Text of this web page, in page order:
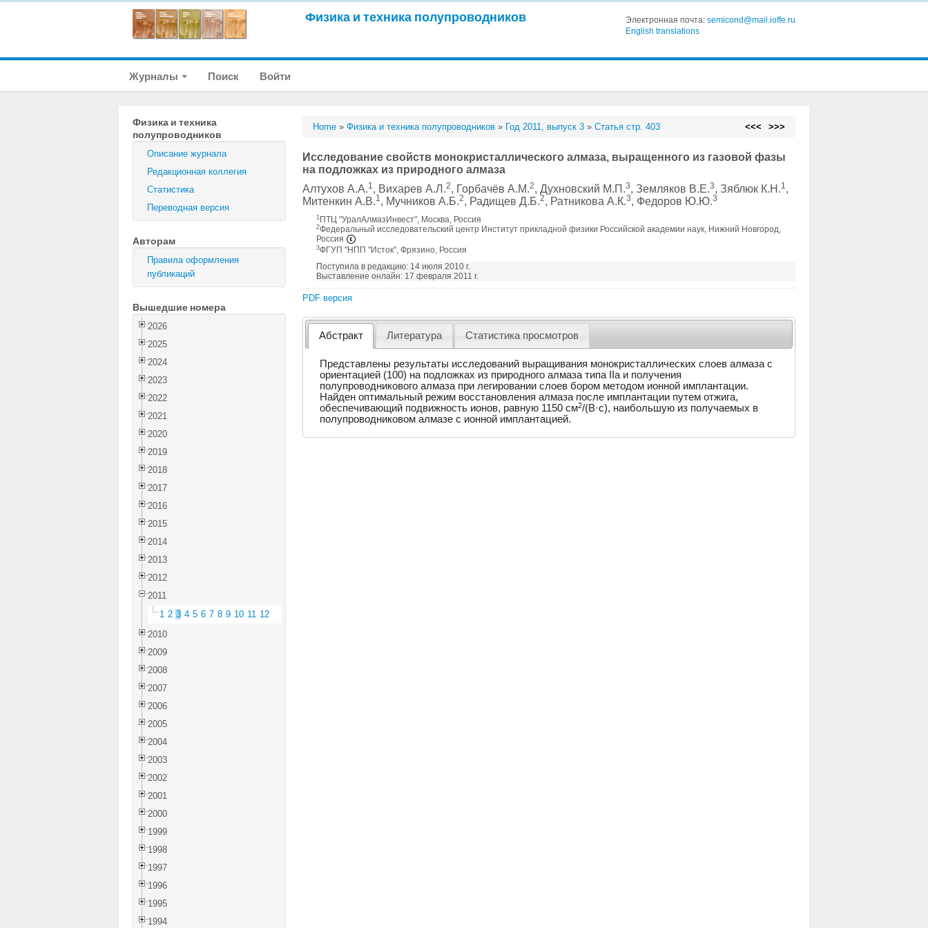
Физика и техника полупроводников Электронная почта: semicond@mail.ioffe.ru
English translations
Журналы Поиск Войти
Физика и техника
полупроводников
Описание журнала
Редакционная коллегия
Статистика
Переводная версия
Авторам
Правила оформления
публикаций
Вышедшие номера
2026
2025
2024
2023
2022
2021
2020
2019
2018
2017
2016
2015
2014
2013
2012
2011
1 2 3 4 5 6 7 8 9 10 11 12
2010
2009
2008
2007
2006
2005
2004
2003
2002
2001
2000
1999
1998
1997
1996
1995
1994
Home »Физика и техника полупроводников » Год 2011, выпуск 3 »Статья стр. 403 <<< >>>
Исследование свойств монокристаллического алмаза, выращенного из газовой фазы
на подложках из природного алмаза
Алтухов А.А.1, Вихарев А.Л.2, Горбачёв А.М.2, Духновский М.П.3, Земляков В.Е.3, Зяблюк К.Н.1,
Митенкин А.В.1, Мучников А.Б.2, Радищев Д.Б.2, Ратникова А.К.3, Федоров Ю.Ю.3
1 ПТЦ "УралАлмазИнвест", Москва, Россия
2Федеральный исследовательский центр Институт прикладной физики Российской академии наук, Нижний Новгород,
Россия
3ФГУП "НПП "Исток", Фрязино, Россия
Поступила в редакцию: 14 июля 2010 г.
Выставление онлайн: 17 февраля 2011 г.
PDF версия
Абстракт Литература Статистика просмотров
Представлены результаты исследований выращивания монокристаллических слоев алмаза с
ориентацией (100) на подложках из природного алмаза типа IIa и получения
полупроводникового алмаза при легировании слоев бором методом ионной имплантации.
Найден оптимальный режим восстановления алмаза после имплантации путем отжига,
обеспечивающий подвижность ионов, равную 1150 см2/(В·с), наибольшую из получаемых в
полупроводниковом алмазе с ионной имплантацией.